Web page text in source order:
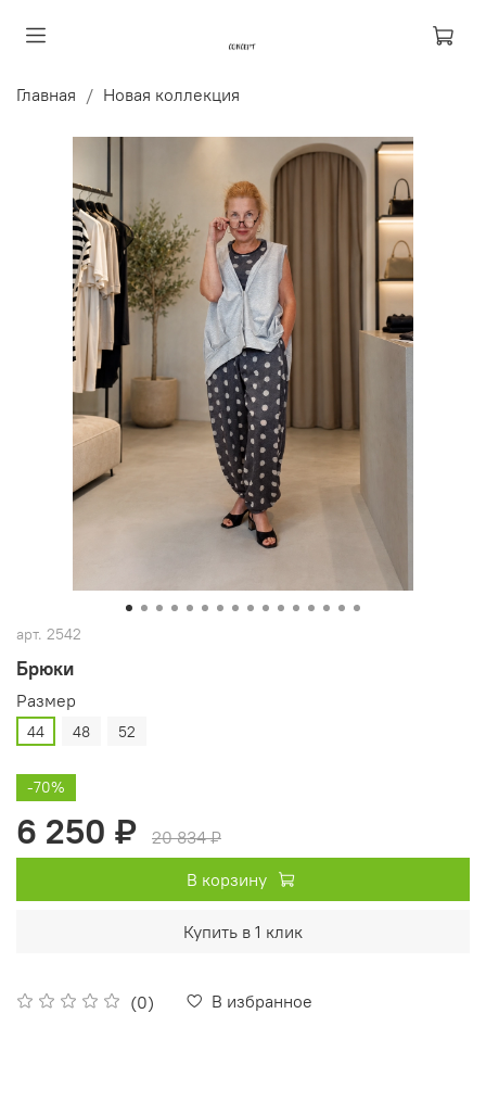
Главная Новая коллекция
арт. 2542
Брюки
(0) В избранное
Размер
44 48 52
-70%
6 250 ₽
20 834 ₽
В корзину
Купить в 1 клик